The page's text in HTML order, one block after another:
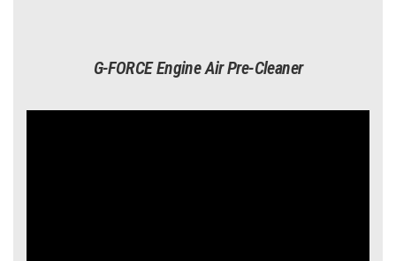
G-FORCE Engine Air Pre-Cleaner